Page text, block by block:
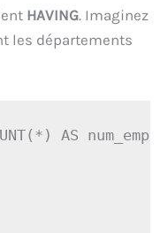
HAVING. Imaginez
les départements
AS